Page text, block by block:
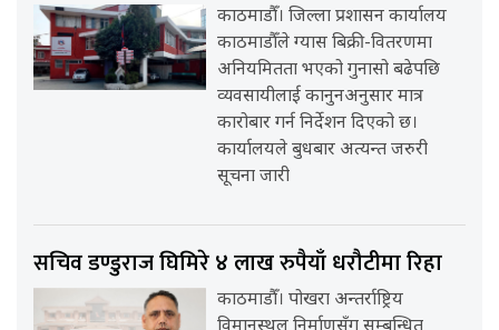
काठमाडौँ। जिल्ला प्रशासन कार्यालय
काठमाडौँले ग्यास बिक्री-वितरणमा
अनियमितता भएको गुनासो बढेपछि
व्यवसायीलाई कानुनअनुसार मात्र
कारोबार गर्न निर्देशन दिएको छ।
कार्यालयले बुधबार अत्यन्त जरुरी
सूचना जारी
सचिव डण्डुराज घिमिरे ४ लाख रुपैयाँ धरौटीमा रिहा
काठमाडौँ। पोखरा अन्तर्राष्ट्रिय